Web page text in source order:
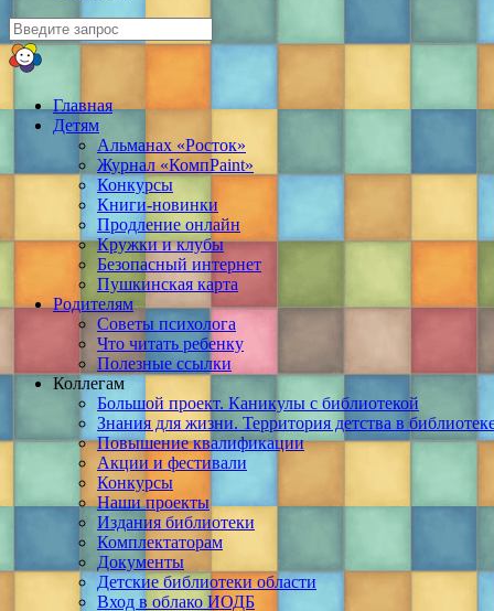
Главная
Детям
Альманах «Росток»
Журнал «КомпPaint»
Конкурсы
Книги-новинки
Продление онлайн
Кружки и клубы
Безопасный интернет
Пушкинская карта
Родителям
Советы психолога
Что читать ребенку
Полезные ссылки
Коллегам
Большой проект. Каникулы с библиотекой
Знания для жизни. Территория детства в
Повышение квалификации
Акции и фестивали
Конкурсы
Наши проекты
Издания библиотеки
Комплектаторам
Документы
Детские библиотеки области
Вход в облако ИОДБ